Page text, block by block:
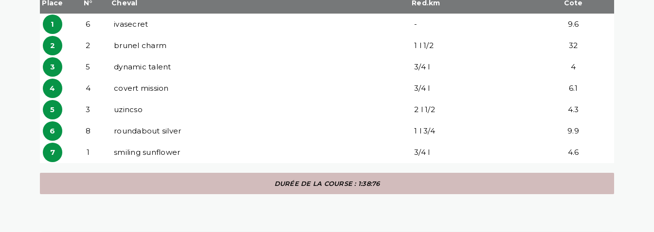
Place N° Cheval Red.km Cote
1 6 ivasecret - 9.6
2 2 brunel charm 1 l 1/2 32
3 5 dynamic talent 3/4 l 4
4 4 covert mission 3/4 l 6.1
5 3 uzincso 2 l 1/2 4.3
6 8 roundabout silver 1 l 3/4 9.9
7 1 smiling sunflower 3/4 l 4.6
DURÉE DE LA COURSE : 1:38:76